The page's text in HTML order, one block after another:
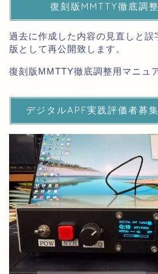
復刻版MMTTY徹底調
過去に作成した内容の見直しと誤
版として再公開致します。
復刻版MMTTY徹底調整用マニュ
デジタルAPF実践評価者募